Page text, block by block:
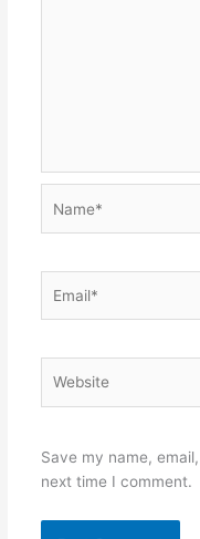
Save my name,
next time I comment.